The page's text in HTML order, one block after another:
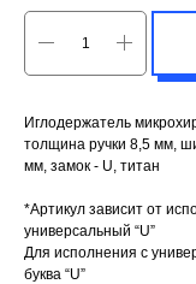
Иглодержатель
толщина ручки 8,5 мм,
мм, замок - U, титан
*Артикул зависит от
универсальный “U”
Для исполнения с
буква “U”